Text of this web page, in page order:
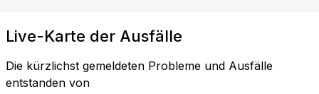
Live-Karte der Ausfälle
Die kürzlichst gemeldeten Probleme und Ausfälle
entstanden von